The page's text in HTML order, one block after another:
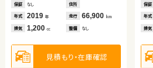
保証 なし 住所
年式 2019 年 走行 66,900 km
排気 1,200 cc 整備 なし
見積もり・在庫確認
保証
年式
排気